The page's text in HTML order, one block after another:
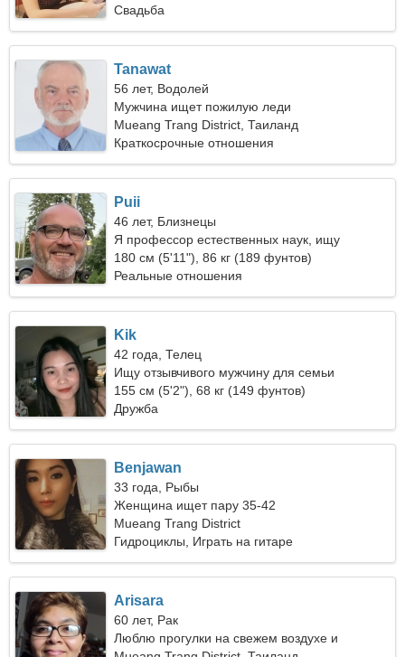
Свадьба
Tanawat
56 лет, Водолей
Мужчина ищет пожилую леди
Mueang Trang District, Таиланд
Краткосрочные отношения
Puii
46 лет, Близнецы
Я профессор естественных наук, ищу
исключительную женщину
180 см (5'11"), 86 кг (189 фунтов)
Реальные отношения
Kik
42 года, Телец
Ищу отзывчивого мужчину для семьи
155 см (5'2"), 68 кг (149 фунтов)
Дружба
Benjawan
33 года, Рыбы
Женщина ищет пару 35-42
Mueang Trang District
Гидроциклы, Играть на гитаре
Arisara
60 лет, Рак
Люблю прогулки на свежем воздухе и